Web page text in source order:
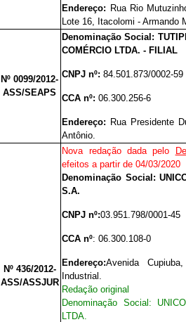
Endereço: Rua Rio
Lote 16, Itacolomi - Armando
Nº 0099/2012-
ASS/SEAPS
Denominação Social:
COMÉRCIO LTDA. - FILIAL
CNPJ nº:84.501.873/0002-59
CCA nº:06.300.256-6
Endereço: Rua Presidente
Antônio.
Nº 436/2012-
ASS/ASSJUR
Nova redação dada pelo
efeitos a partir de 04/03/2020
Denominação Social:
S.A.
CNPJ nº:03.951.798/0001-45
CCA nº: 06.300.108-0
Endereço:Avenida
Industrial.
Redação original
Denominação Social:
LTDA.